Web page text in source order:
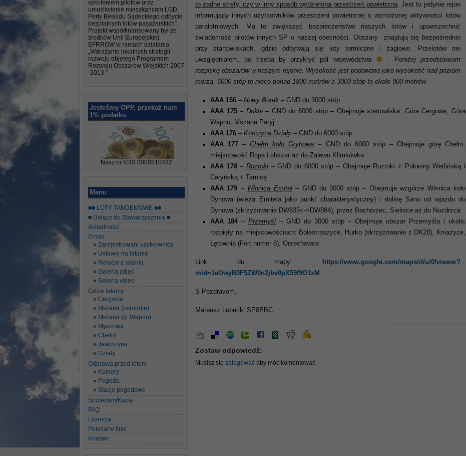
szkoleniem pilotów oraz
umożliwienie mieszkańcom LGD
Perły Beskidu Sądeckiego odbycie
bezpłatnych lotów pasażerskich”.
Projekt współfinansowany był ze
środków Unii Europejskiej
EFRROW w ramach działania
„Wdrażanie lokalnych strategii
rozwoju objętego Programem
Rozwoju Obszarów Wiejskich 2007
-2013.”
Jesteśmy OPP, przekaż nam
1% podatku
Nasz nr KRS 0000510482
Menu
■■ LOTY TANDEMOWE ■■
■ Dołącz do Stowarzyszenia ■
Aktualności
O nas
Zarejestrowani użytkownicy
Ustawki na latanie
Relacje z latania
Galeria zdjęć
Galeria video
Gdzie latamy
Cergowa
Mszana (południe)
Mszana (g. Wapno)
Myscowa
Chełm
Jaworzyna
Działy
Odprawa przed lotem
Kamery
Pogoda
Stacje pogodowe
Sprzedam/Kupię
FAQ
Licencja
Polecane linki
Kontakt
to żadne strefy, czy w inny sposób wydzielona przestrzeń powietrzna. Jest to jedynie rejon
informujący innych użytkowników przestrzeni powietrznej o wzmożonej aktywności lotów
paralotniowych. Ma to zwiększyć bezpieczeństwo naszych lotów i upowszechnić
świadomość pilotów innych SP o naszej obecności. Obszary znajdują się bezpośrednio
przy startowiskach, gdzie odbywają się loty termiczne i żaglowe. Przelotów nie
uwzględniałem, bo trzeba by przykryć pół województwa
. Poniżej przedstawiam
rozpiskę obszarów w naszym rejonie. Wysokość jest podawana jako wysokość nad poziom
morza. 6000 stóp to nieco ponad 1800 metrów a 3000 stóp to około 900 metrów
AAA 156 – Nowy Borek – GND do 3000 stóp
AAA 175– Dukla– GND do 6000 stóp – Obejmuje startowiska: Góra Cergowa, Góra
Wapno, Mszana Paryj
AAA 176 – Korczyna Działy – GND do 6000 stóp
AAA 177 – Chełm koło Grybowa – GND do 6000 stóp – Obejmuje górę Chełm,
miejscowość Ropa i obszar aż do Zalewu Klimkówka
AAA 178–Roztoki – GND do 6000 stóp – Obejmuje Roztoki + Połoniny Wetlińską i
Caryńską + Tarnicę
AAA 179 – Winnica Emitel– GND do 3000 stóp – Obejmuje wzgórze Winnica koło
Dynowa (wieża Emitela jako punkt charakterystyczny) i dolinę Sanu od wjazdu do
Dynowa (skrzyżowanie DW835<->DW884), przez Bachórzec, Sielnice aż do Nozdrzca
AAA 184 – Przemyśl – GND do 3000 stóp – Obejmuje obszar Przemyśla i okolic
rozpięty na miejscowościach: Bolestraszyce, Hurko (skrzyżowanie z DK28), Kniażyce,
Łętownia (Fort numer 8), Orzechowce
Link do mapy:
https://www.google.com/maps/d/u/0/viewer?
mid=1eOwyB0F5ZW0n2jbv0pX59f9O1xM
S Pozdravom,
Mateusz Lubecki SP8EBC
Zostaw odpowiedź:
Musisz się zalogować aby móc komentować.